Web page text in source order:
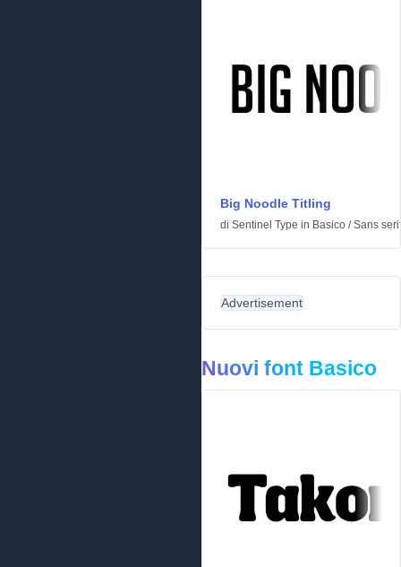
Big Noodle Titling
di Sentinel Type in Basico /Sans serif
Advertisement
Nuovi font Basico